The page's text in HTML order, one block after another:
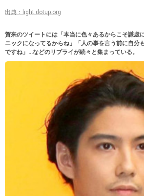
出典：light.dotup.org
賀来のツイートには「本当に色々あるからこそ謙虚
ニックになってるからね」「人の事を言う前に自分
ですね」…などのリプライが続々と集まっている。